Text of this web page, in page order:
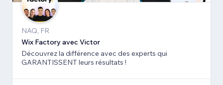
NAQ, FR
Wix Factory avec Victor
Découvrez la différence avec des experts qui
GARANTISSENT leurs résultats !